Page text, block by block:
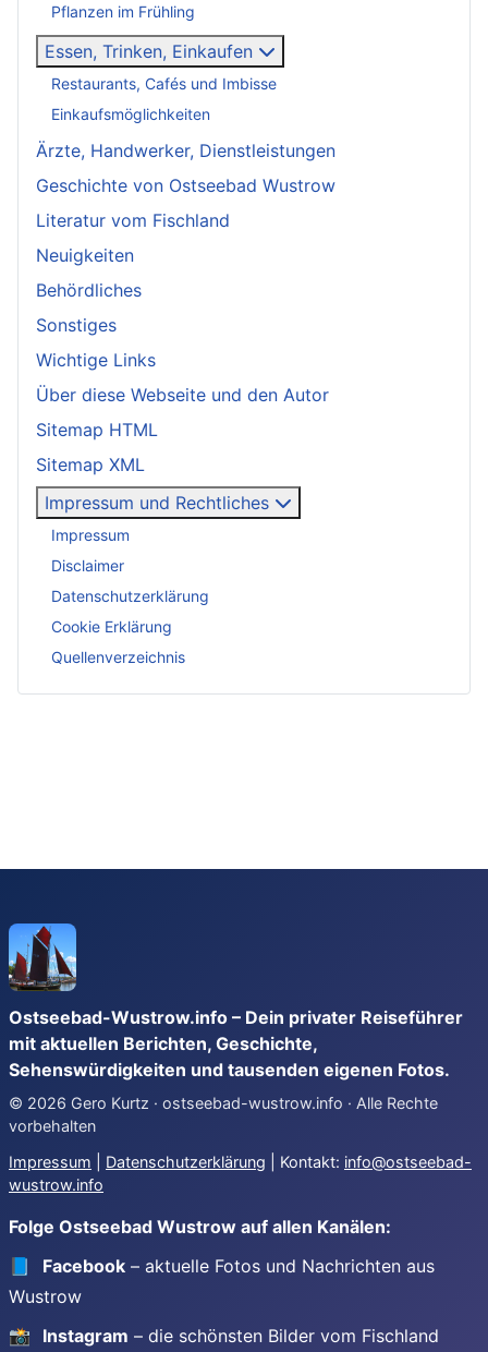
Pflanzen im Frühling
Essen, Trinken, Einkaufen
Restaurants, Cafés und Imbisse
Einkaufsmöglichkeiten
Ärzte, Handwerker, Dienstleistungen
Geschichte von Ostseebad Wustrow
Literatur vom Fischland
Neuigkeiten
Behördliches
Sonstiges
Wichtige Links
Über diese Webseite und den Autor
Sitemap HTML
Sitemap XML
Impressum und Rechtliches
Impressum
Disclaimer
Datenschutzerklärung
Cookie Erklärung
Quellenverzeichnis
Ostseebad-Wustrow.info – Dein privater Reiseführer
mit aktuellen Berichten, Geschichte,
Sehenswürdigkeiten und tausenden eigenen Fotos.
© 2026 Gero Kurtz · ostseebad-wustrow.info · Alle Rechte
vorbehalten
Impressum
Datenschutzerklärung | Kontakt: info@ostseebad-
wustrow.info
Folge Ostseebad Wustrow auf allen Kanälen:
📘
Facebook – aktuelle Fotos und Nachrichten aus
Wustrow
📸
Instagram – die schönsten Bilder vom Fischland